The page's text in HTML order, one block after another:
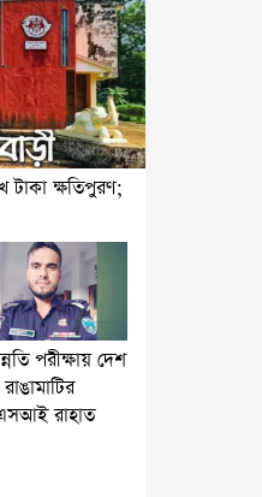
টাকা ক্ষতিপুরণ;
পরীক্ষায় দেশ
রাহাত